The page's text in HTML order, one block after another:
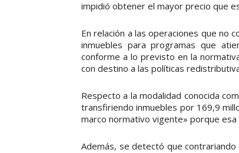
impidió obtener el mayor precio que
En relación a las operaciones que no
inmuebles para programas que
conforme a lo previsto en la
con destino a las políticas
Respecto a la modalidad conocida
transfiriendo inmuebles por 169,9
marco normativo vigente» porque
Además, se detectó que contrariando